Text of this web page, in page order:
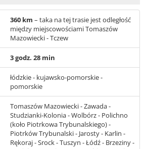
360 km – taka na tej trasie jest odległość
między miejscowościami Tomaszów
Mazowiecki - Tczew
3 godz. 28 min
łódzkie - kujawsko-pomorskie -
pomorskie
Tomaszów Mazowiecki - Zawada -
Studzianki-Kolonia - Wolbórz - Polichno
(koło Piotrkowa Trybunalskiego) -
Piotrków Trybunalski - Jarosty - Karlin -
Rękoraj - Srock - Tuszyn - Łódź - Brzeziny -